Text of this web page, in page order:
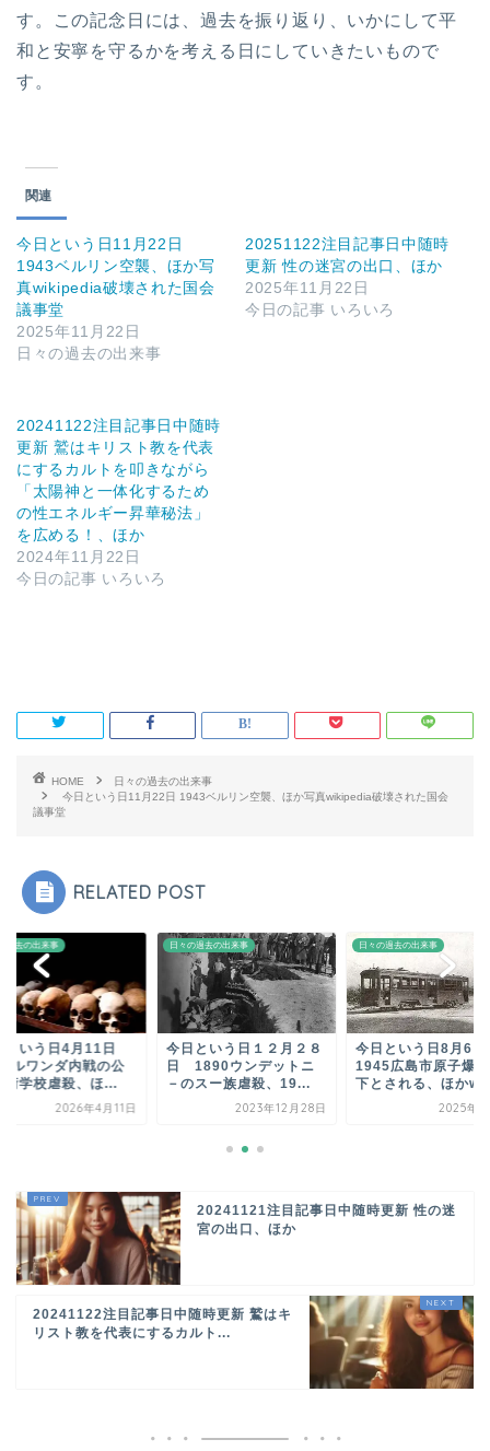
す。この記念日には、過去を振り返り、いかにして平
和と安寧を守るかを考える日にしていきたいもので
す。
関連
今日という日11月22日
1943ベルリン空襲、ほか写
真wikipedia破壊された国会
議事堂
2025年11月22日
日々の過去の出来事
20251122注目記事日中随時
更新 性の迷宮の出口、ほか
2025年11月22日
今日の記事 いろいろ
20241122注目記事日中随時
更新 鷲はキリスト教を代表
にするカルトを叩きながら
「太陽神と一体化するため
の性エネルギー昇華秘法」
を広める！、ほか
2024年11月22日
今日の記事 いろいろ
HOME
日々の過去の出来事
今日という日11月22日 1943ベルリン空襲、ほか写真wikipedia破壊された国会
議事堂
RELATED POST
過去の出来事
という日4月11日
ルワンダ内戦の公
術学校虐殺、ほ...
2026年4月11日
日々の過去の出来事
今日という日１２月２８
日 1890ウンデットニ
－のスー族虐殺、19...
2023年12月28日
日々の過去の出来事
今日という日8月
1945広島市原子爆
下とされる、ほか
2025年8
20241121注目記事日中随時更新 性の迷
宮の出口、ほか
20241122注目記事日中随時更新 鷲はキ
リスト教を代表にするカルト...